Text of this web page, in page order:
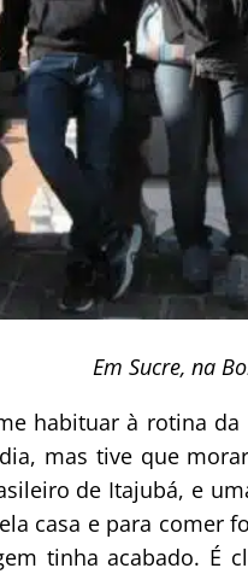
Em Sucre, na
habituar à rotina
mas tive que
de Itajubá, e
casa e para comer
tinha acabado. É